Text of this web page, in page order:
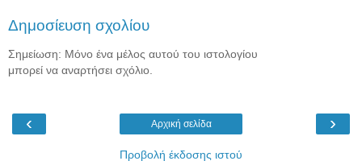
Δημοσίευση σχολίου
Σημείωση: Μόνο ένα μέλος αυτού του ιστολογίου
μπορεί να αναρτήσει σχόλιο.
‹ ›
Αρχική σελίδα
Προβολή έκδοσης ιστού